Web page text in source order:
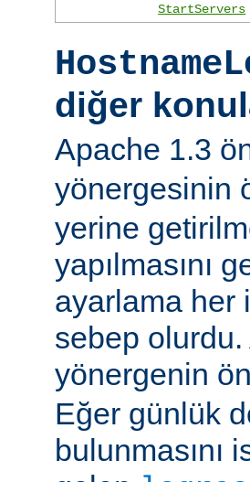
StartServers
diğer
Apache 1.3
yönergesinin
yerine
yapılmasını
ayarlama her
sebep olurdu.
yönergenin
Eğer günlük
bulunmasını